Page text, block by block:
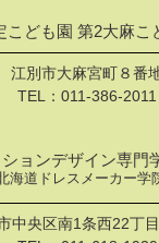
こども園 第2大麻こ
江別市大麻宮町８番
TEL： 011-386-2011
ョンデザイン専門
海道ドレスメーカー学
中央区南1条西22丁